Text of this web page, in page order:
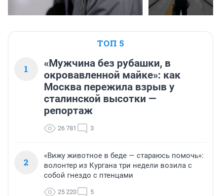
ТОП 5
1
«Мужчина без рубашки, в
окровавленной майке»: как
Москва пережила взрыв у
сталинской высотки —
репортаж
26 781 3
2
«Вижу животное в беде — стараюсь помочь»:
волонтер из Кургана три недели возила с
собой гнездо с птенцами
25 220 5